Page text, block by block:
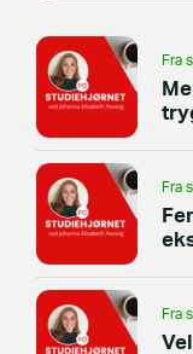
Fra
Fra
Fra